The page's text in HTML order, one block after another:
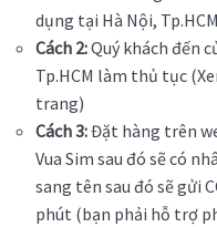
dụng tại Hà Nội,
Cách 2:Quý khách đến
Tp.HCM làm thủ tục
trang)
Cách 3:Đặt hàng trên
Vua Sim sau đó sẽ có
sang tên sau đó sẽ gửi
phút (bạn phải hỗ trợ